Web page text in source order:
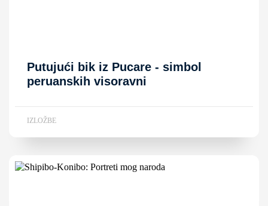
Putujući bik iz Pucare - simbol
peruanskih visoravni
IZLOŽBE